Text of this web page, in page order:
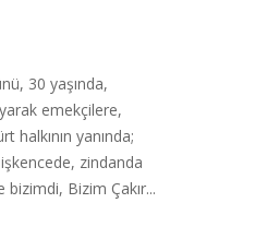
30 yaşında,
emekçilere,
yanında;
zindanda
Bizim Çakır...